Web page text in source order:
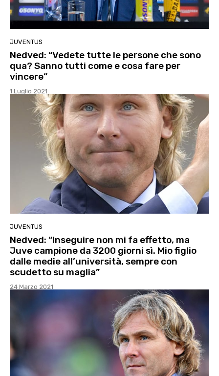
JUVENTUS
Nedved: “Vedete tutte le persone che sono
qua? Sanno tutti come e cosa fare per
vincere”
1 Luglio 2021
JUVENTUS
Nedved: “Inseguire non mi fa effetto, ma
Juve campione da 3200 giorni sì. Mio figlio
dalle medie all’università, sempre con
scudetto su maglia”
24 Marzo 2021